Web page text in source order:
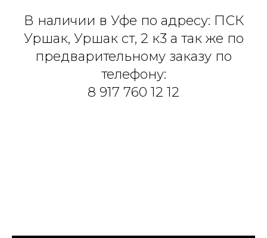
В наличии в Уфе по адресу: ПСК
Уршак, Уршак ст, 2 к3 ​а так же по
предварительному заказу по
телефону:
8 917 760 12 12